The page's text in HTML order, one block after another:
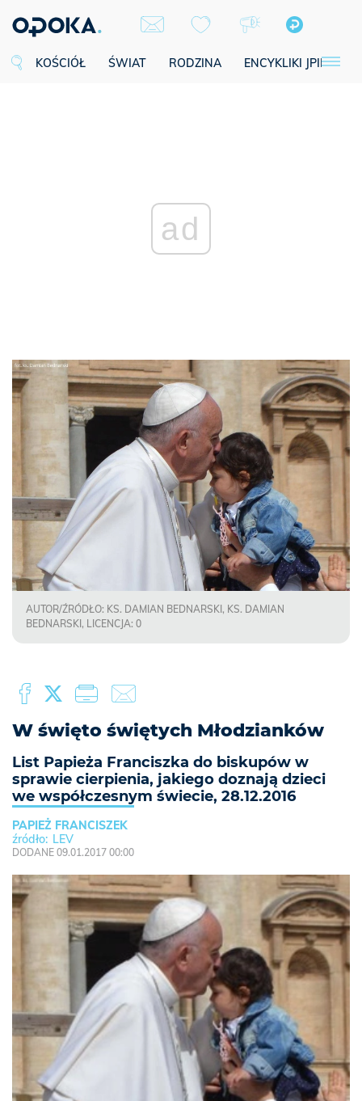
KOŚCIÓŁ ŚWIAT RODZINA ENCYKLIKI JPII
ad
AUTOR/ŹRÓDŁO: KS. DAMIAN BEDNARSKI, KS. DAMIAN
BEDNARSKI, LICENCJA: 0
W święto świętych Młodzianków
List Papieża Franciszka do biskupów w
sprawie cierpienia, jakiego doznają dzieci
we współczesnym świecie, 28.12.2016
PAPIEŻ FRANCISZEK
LEV
DODANE 09.01.2017 00:00